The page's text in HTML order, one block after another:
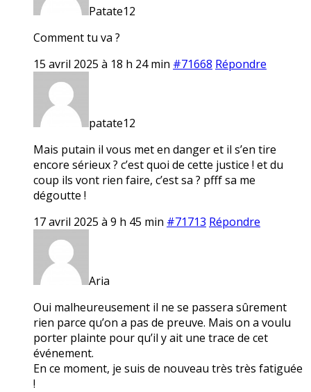
Patate12
Comment tu va ?
15 avril 2025 à 18 h 24 min #71668 Répondre
patate12
Mais putain il vous met en danger et il s’en tire
encore sérieux ? c’est quoi de cette justice ! et du
coup ils vont rien faire, c’est sa ? pfff sa me
dégoutte !
17 avril 2025 à 9 h 45 min #71713 Répondre
Aria
Oui malheureusement il ne se passera sûrement
rien parce qu’on a pas de preuve. Mais on a voulu
porter plainte pour qu’il y ait une trace de cet
événement.
En ce moment, je suis de nouveau très très fatiguée
!